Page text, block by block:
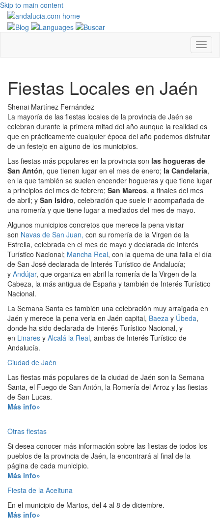
Skip to main content
Fiestas Locales en Jaén
Shenai Martínez Fernández
La mayoría de las fiestas locales de la provincia de Jaén se
celebran durante la primera mitad del año aunque la realidad es
que en prácticamente cualquier época del año podemos disfrutar
de un festejo en alguno de los municipios.
Las fiestas más populares en la provincia son las hogueras de
San Antón, que tienen lugar en el mes de enero; la Candelaria,
en la que también se suelen encender hogueras y que tiene lugar
a principios del mes de febrero; San Marcos, a finales del mes
de abril; y San Isidro, celebración que suele ir acompañada de
una romería y que tiene lugar a mediados del mes de mayo.
Algunos municipios concretos que merece la pena visitar
son Navas de San Juan, con su romería de la Virgen de la
Estrella, celebrada en el mes de mayo y declarada de Interés
Turístico Nacional; Mancha Real, con la quema de una falla el día
de San José declarada de Interés Turístico de Andalucía;
y Andújar, que organiza en abril la romería de la Virgen de la
Cabeza, la más antigua de España y también de Interés Turístico
Nacional.
La Semana Santa es también una celebración muy arraigada en
Jaén y merece la pena verla en Jaén capital, Baeza y Úbeda,
donde ha sido declarada de Interés Turístico Nacional, y
en Linares y Alcalá la Real, ambas de Interés Turístico de
Andalucía.
Ciudad de Jaén
Las fiestas más populares de la ciudad de Jaén son la Semana
Santa, el Fuego de San Antón, la Romería del Arroz y las fiestas
de San Lucas.
Más info»
Otras fiestas
Si desea conocer más información sobre las fiestas de todos los
pueblos de la provincia de Jaén, la encontrará al final de la
página de cada municipio.
Más info»
Fiesta de la Aceituna
En el municipio de Martos, del 4 al 8 de diciembre.
Más info»